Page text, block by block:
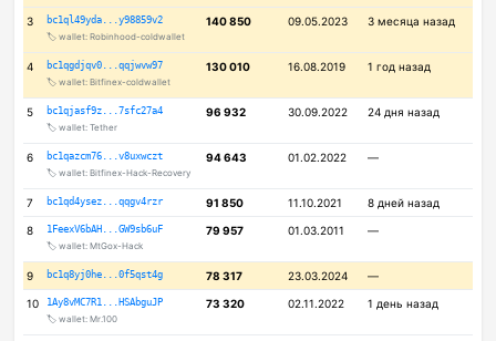
3
bc1ql49yda...y98859v2
🏷️ wallet: Robinhood-coldwallet
140 850 09.05.2023 3 месяца назад
4
bc1qgdjqv0...qqjwvw97
🏷️ wallet: Bitfinex-coldwallet
130 010 16.08.2019 1 год назад
5
bc1qjasf9z...7sfc27a4
🏷️ wallet: Tether
96 932 30.09.2022 24 дня назад
6
bc1qazcm76...v8uxwczt
🏷️ wallet: Bitfinex-Hack-Recovery
94 643 01.02.2022 —
7 bc1qd4ysez...qqgv4rzr 91 850 11.10.2021 8 дней назад
8
1FeexV6bAH...GW9sb6uF
🏷️ wallet: MtGox-Hack
79 957 01.03.2011 —
9 bc1q8yj0he...0f5qst4g 78 317 23.03.2024 —
10
1Ay8vMC7R1...HSAbguJP
🏷️ wallet: Mr.100
73 320 02.11.2022 1 день назад